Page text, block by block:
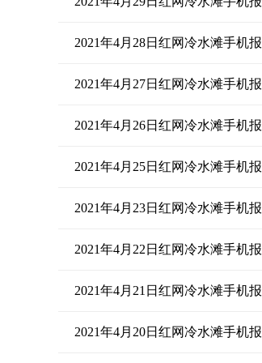
2021年4月28日红网冷水滩手机报
2021年4月27日红网冷水滩手机报
2021年4月26日红网冷水滩手机报
2021年4月25日红网冷水滩手机报
2021年4月23日红网冷水滩手机报
2021年4月22日红网冷水滩手机报
2021年4月21日红网冷水滩手机报
2021年4月20日红网冷水滩手机报